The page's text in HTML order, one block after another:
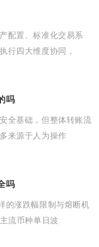
配置、标准化交易系
行四大维度协同，
吗
全基础，但整体转账流
来源于人为操作
吗
的涨跌幅限制与熔断机
流币种单日波